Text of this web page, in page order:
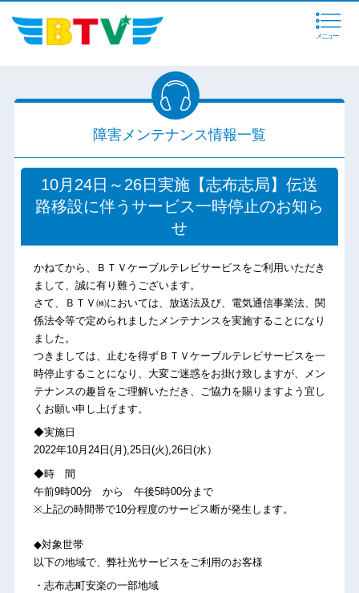
メニュー
障害メンテナンス情報一覧
10月24日～26日実施【志布志局】伝送
路移設に伴うサービス一時停止のお知ら
せ
かねてから、ＢＴＶケーブルテレビサービスをご利用いただき
まして、誠に有り難うございます。
さて、ＢＴＶ㈱においては、放送法及び、電気通信事業法、関
係法令等で定められましたメンテナンスを実施することになり
ました。
つきましては、止むを得ずＢＴＶケーブルテレビサービスを一
時停止することになり、大変ご迷惑をお掛け致しますが、メン
テナンスの趣旨をご理解いただき、ご協力を賜りますよう宜し
くお願い申し上げます。
◆実施日
2022年10月24日(月),25日(火),26日(水）
◆時 間
午前9時00分 から 午後5時00分まで
※上記の時間帯で10分程度のサービス断が発生します。
◆対象世帯
以下の地域で、弊社光サービスをご利用のお客様
・志布志町安楽の一部地域